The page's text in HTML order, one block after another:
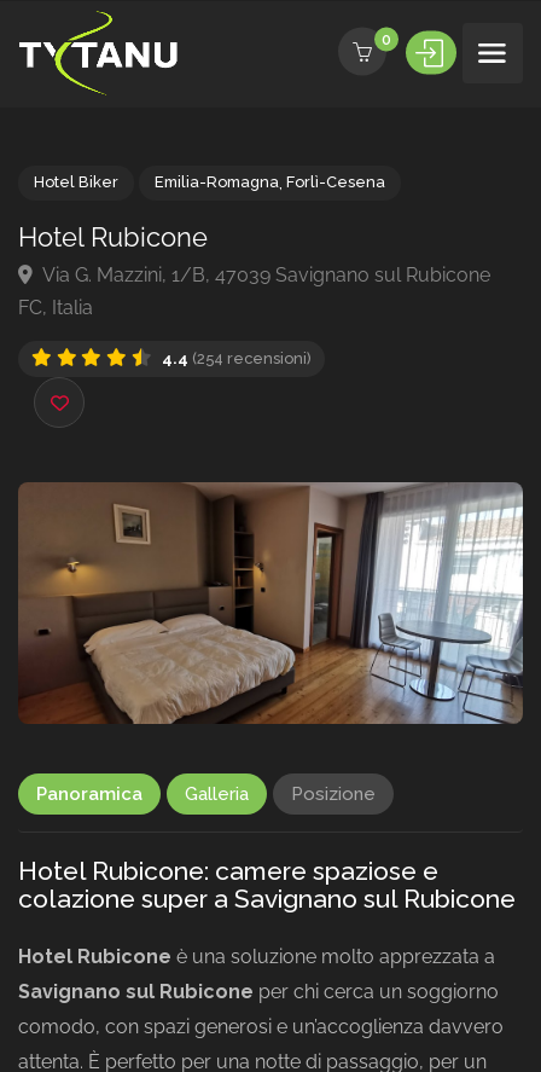
0
Hotel Rubicone
Via G. Mazzini, 1/B, 47039 Savignano sul Rubicone
Panoramica Galleria Posizione
Hotel Rubicone: camere spaziose e
colazione super a Savignano sul Rubicone
Hotel Rubicone è una soluzione molto apprezzata a
Savignano sul Rubicone per chi cerca un soggiorno
comodo, con spazi generosi e un’accoglienza davvero
attenta. È perfetto per una notte di passaggio, per un